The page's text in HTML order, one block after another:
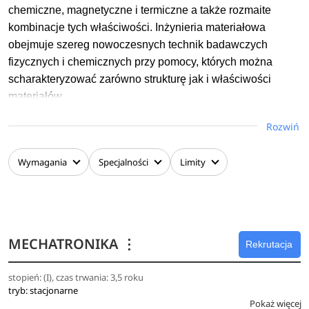
tytułu zawodowego licencjata matematyki.
Stacjonarne studia II stopnia i niestacjonarne studia II
stopnia na kierunku Matematyka trwają 4 semestry i kończą
się zrealizowaniem pracy dyplomowej i uzyskaniem tytułu
magistra matematyki.
chemiczne, magnetyczne i termiczne a także rozmaite
kombinacje tych właściwości. Inżynieria materiałowa
obejmuje szereg nowoczesnych technik badawczych
fizycznych i chemicznych przy pomocy, których można
scharakteryzować zarówno strukturę jak i właściwości
materiałów.
Zadaniem tych technik jest badanie wpływu struktury na
stosowane w rozmaitych technologiach. Umożliwia to
opracowywanie sposobów otrzymywania materiałów o
produktów końcowych, ale też pomagają opracować
efektywne metody ich produkcji i przetwarzania. Badania
prowadzone w ramach inżynierii materiałowej prowadzą do
opracowania nowych materiałów, choć są też powszechnie
Rozwiń
Wymagania Specjalności Limity
MECHATRONIKA ⋮ Rekrutacja
stopień: (I), czas trwania: 3,5 roku
tryb: stacjonarne
Pokaż więcej